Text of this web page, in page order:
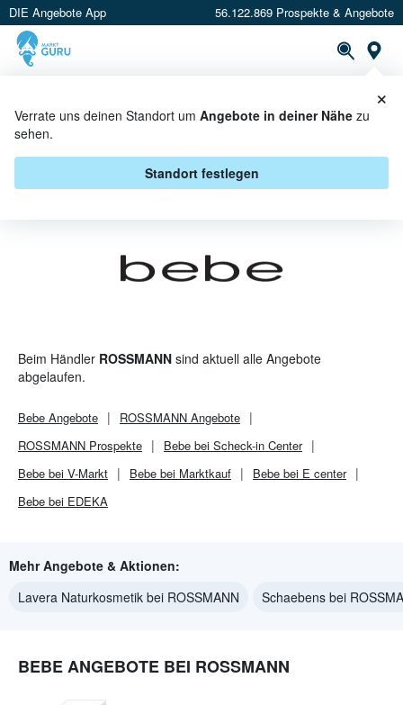
DIE Angebote App 56.122.869 Prospekte & Angebote
Verrate uns deinen Standort um Angebote in deiner Nähe zu
sehen.
Standort festlegen
×
BEBE BEI ROSSMANN -
ANGEBOTE & AKTIONEN
Beim Händler ROSSMANN sind aktuell alle Angebote
abgelaufen.
Bebe Angebote ROSSMANN Angebote
ROSSMANN Prospekte
Bebe bei Scheck-in Center
Bebe bei V-Markt
Bebe bei Marktkauf
Bebe bei E center
Bebe bei EDEKA
Mehr Angebote & Aktionen:
Lavera Naturkosmetik bei ROSSMANN
Schaebens bei
BEBE ANGEBOTE BEI ROSSMANN